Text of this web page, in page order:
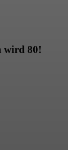
wird 80!